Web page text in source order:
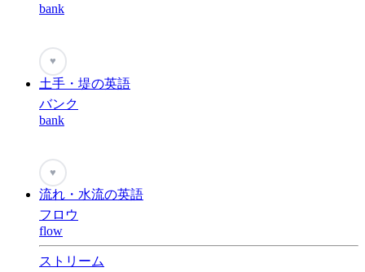
bank
♥
土手・堤の英語
バンク
bank
♥
流れ・水流の英語
フロウ
flow
ストリーム